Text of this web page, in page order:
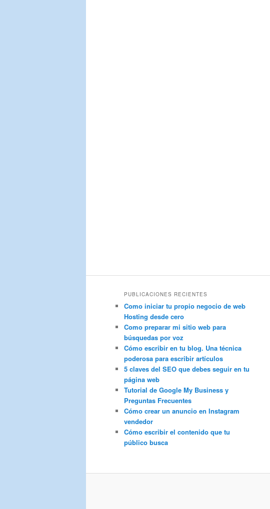
PUBLICACIONES RECIENTES
Como iniciar tu propio negocio de web
Hosting desde cero
Como preparar mi sitio web para
búsquedas por voz
Cómo escribir en tu blog. Una técnica
poderosa para escribir artículos
5 claves del SEO que debes seguir en tu
página web
Tutorial de Google My Business y
Preguntas Frecuentes
Cómo crear un anuncio en Instagram
vendedor
Cómo escribir el contenido que tu
público busca